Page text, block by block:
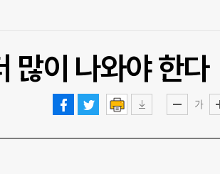
많이 나와야 한다
가